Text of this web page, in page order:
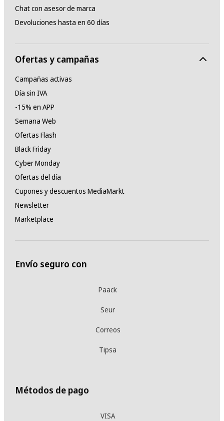
Chat con asesor de marca
Devoluciones hasta en 60 días
Ofertas y campañas
Campañas activas
Día sin IVA
-15% en APP
Semana Web
Ofertas Flash
Black Friday
Cyber Monday
Ofertas del día
Cupones y descuentos MediaMarkt
Newsletter
Marketplace
Envío seguro con
Paack
Seur
Correos
Tipsa
Métodos de pago
VISA